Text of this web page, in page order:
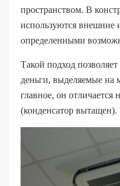
пространством. В
используются внешние
определенными
Такой подход
деньги, выделяемые на
главное, он
(конденсатор вытащен).